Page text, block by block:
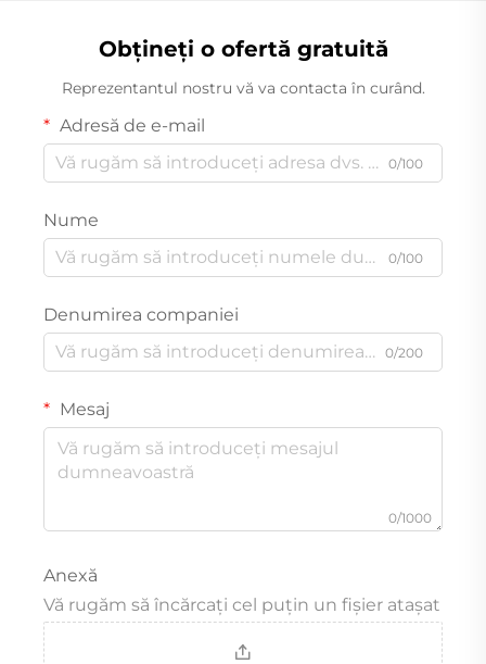
Obțineți o ofertă gratuită
Reprezentantul nostru vă va contacta în curând.
Adresă de e-mail
0/100
Nume
0/100
Denumirea companiei
0/200
Mesaj
0/1000
Anexă
Vă rugăm să încărcați cel puțin un fișier atașat